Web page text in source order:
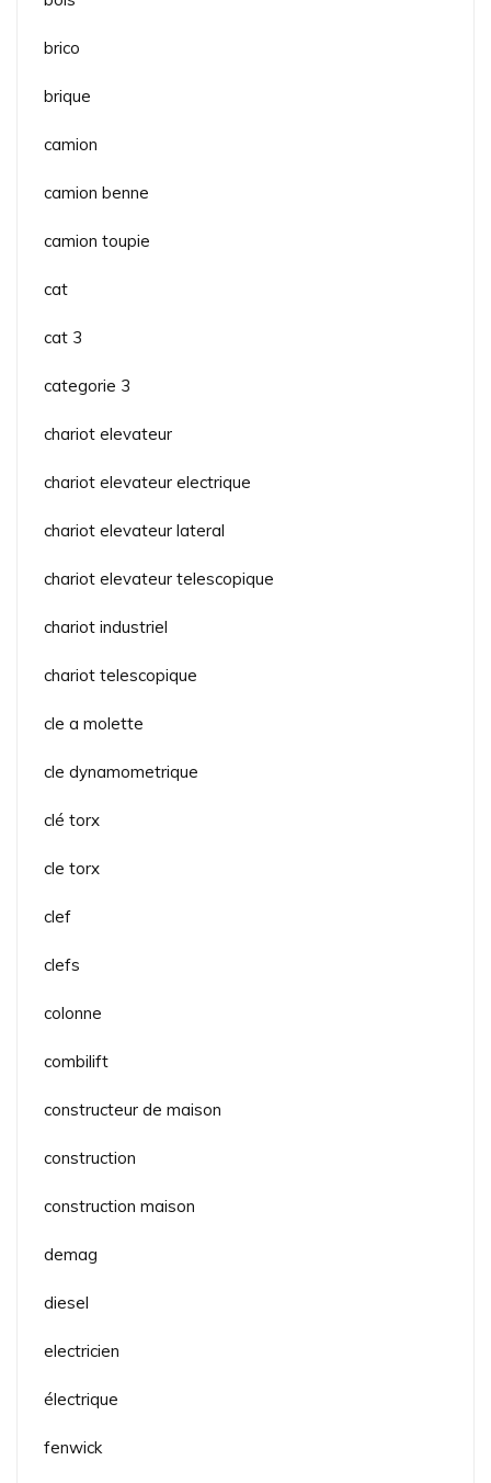
brico
brique
camion
camion benne
camion toupie
cat
cat 3
categorie 3
chariot elevateur
chariot elevateur electrique
chariot elevateur lateral
chariot elevateur telescopique
chariot industriel
chariot telescopique
cle a molette
cle dynamometrique
clé torx
cle torx
clef
clefs
colonne
combilift
constructeur de maison
construction
construction maison
demag
diesel
electricien
électrique
fenwick